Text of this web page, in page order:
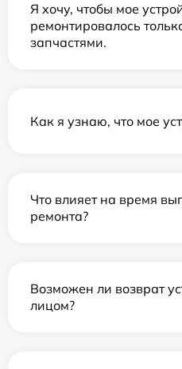
Я хочу, чтобы мое
ремонтировалось
запчастями.
Как я узнаю, что мое
Что влияет на время
ремонта?
Возможен ли возврат
лицом?